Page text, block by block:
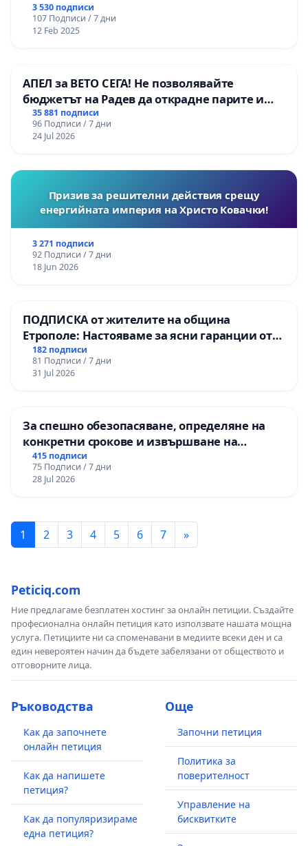
3 530 подписи
107 Подписи / 7 дни
12 Feb 2025
АПЕЛ за ВЕТО СЕГА! Не позволявайте
бюджетът на Радев да открадне парите и
правата ни в тъмното
35 881 подписи
96 Подписи / 7 дни
24 Jul 2026
Призив за решителни действия срещу
енергийната империя на Христо Ковачки!
3 271 подписи
92 Подписи / 7 дни
18 Jun 2026
ПОДПИСКА от жителите на община
Етрополе: Настояваме за ясни гаранции от
“Елаците-МЕД” АД и от държавата, че ще се
изпълнят всички екологични норми!
182 подписи
81 Подписи / 7 дни
31 Jul 2026
За спешно обезопасяване, определяне на
конкретни срокове и извършване на
цялостна рехабилитация на
републиканския път между пътен възел АМ
„Тракия“ - гр. Ихтиман - с. Мирово - к.к.
415 подписи
75 Подписи / 7 дни
28 Jul 2026
1 2 3 4 5 6 7 »
Peticiq.com
Ние предлагаме безплатен хостинг за онлайн петиции. Създайте
професионална онлайн петиция като използвате нашата мощна
услуга. Петициите ни са споменавани в медиите всеки ден и са
един невероятен начин да бъдете забелязани от обществото и
отговорните лица.
Ръководства
Как да започнете
онлайн петиция
Как да напишете
петиция?
Как да популяризираме
една петиция?
Още
Започни петиция
Политика за
поверителност
Управление на
бисквитките